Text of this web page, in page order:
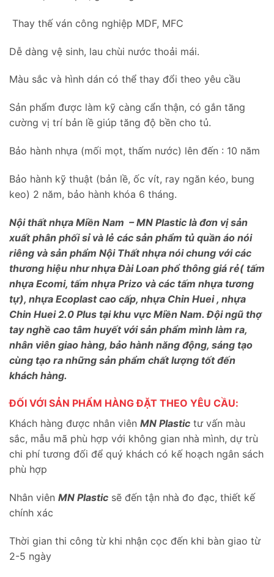
Thay thế ván công nghiệp MDF, MFC
Dễ dàng vệ sinh, lau chùi nước thoải mái.
Màu sắc và hình dán có thể thay đổi theo yêu cầu
Sản phẩm được làm kỹ càng cẩn thận, có gắn tăng
cường vị trí bản lề giúp tăng độ bền cho tủ.
Bảo hành nhựa (mối mọt, thấm nước) lên đến : 10 năm
Bảo hành kỹ thuật (bản lề, ốc vít, ray ngăn kéo, bung
keo) 2 năm, bảo hành khóa 6 tháng.
Nội thất nhựa Miền Nam – MN Plastic là đơn vị sản
xuất phân phối sỉ và lẻ các sản phẩm tủ quần áo nói
riêng và sản phẩm Nội Thất nhựa nói chung với các
thương hiệu như nhựa Đài Loan phổ thông giá rẻ( tấm
nhựa Ecomi, tấm nhựa Prizo và các tấm nhựa tương
tự), nhựa Ecoplast cao cấp, nhựa Chin Huei , nhựa
Chin Huei 2.0 Plus tại khu vực Miền Nam. Đội ngũ thợ
tay nghề cao tâm huyết với sản phẩm mình làm ra,
nhân viên giao hàng, bảo hành năng động, sáng tạo
cùng tạo ra những sản phẩm chất lượng tốt đến
khách hàng.
ĐỐI VỚI SẢN PHẨM HÀNG ĐẶT THEO YÊU CẦU:
Khách hàng được nhân viên MN Plastic tư vấn màu
sắc, mẫu mã phù hợp với không gian nhà mình, dự trù
chi phí tương đối để quý khách có kế hoạch ngân sách
phù hợp
Nhân viên MN Plastic sẽ đến tận nhà đo đạc, thiết kế
chính xác
Thời gian thi công từ khi nhận cọc đến khi bàn giao từ
2-5 ngày